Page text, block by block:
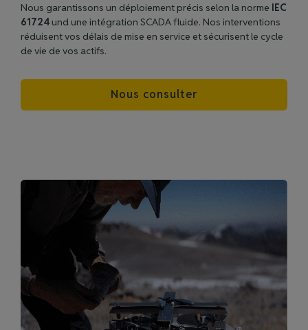
Nous garantissons un déploiement précis selon la norme IEC
61724 und une intégration SCADA fluide. Nos interventions
réduisent vos délais de mise en service et sécurisent le cycle
de vie de vos actifs.
Nous consulter